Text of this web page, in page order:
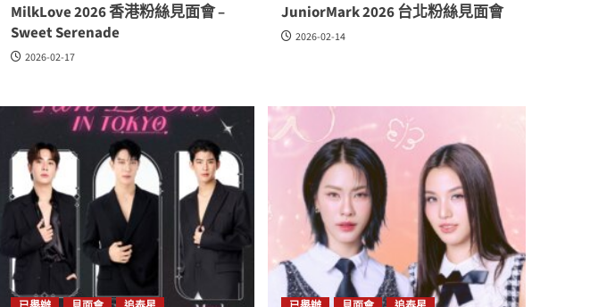
MilkLove 2026 香港粉絲見面會 –
Sweet Serenade
2026-02-17
JuniorMark 2026 台北粉絲見面會
2026-02-14